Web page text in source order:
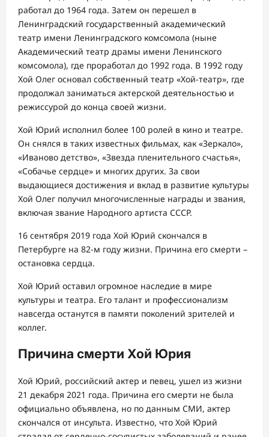
работал до 1964 года. Затем он перешел в
Ленинградский государственный академический
театр имени Ленинградского комсомола (ныне
Академический театр драмы имени Ленинского
комсомола), где проработал до 1992 года. В 1992 году
Хой Олег основал собственный театр «Хой-театр», где
продолжал заниматься актерской деятельностью и
режиссурой до конца своей жизни.
Хой Юрий исполнил более 100 ролей в кино и театре.
Он снялся в таких известных фильмах, как «Зеркало»,
«Иваново детство», «Звезда пленительного счастья»,
«Собачье сердце» и многих других. За свои
выдающиеся достижения и вклад в развитие культуры
Хой Олег получил многочисленные награды и звания,
включая звание Народного артиста СССР.
16 сентября 2019 года Хой Юрий скончался в
Петербурге на 82-м году жизни. Причина его смерти –
остановка сердца.
Хой Юрий оставил огромное наследие в мире
культуры и театра. Его талант и профессионализм
навсегда останутся в памяти поколений зрителей и
коллег.
Причина смерти Хой Юрия
Хой Юрий, российский актер и певец, ушел из жизни
21 декабря 2021 года. Причина его смерти не была
официально объявлена, но по данным СМИ, актер
скончался от инсульта. Известно, что Хой Юрий